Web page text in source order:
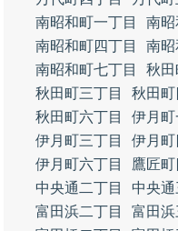
南昭和町一丁目
南昭
南昭和町四丁目
南昭
南昭和町七丁目
秋田
秋田町三丁目
秋田町
秋田町六丁目
伊月町
伊月町三丁目
伊月町
伊月町六丁目
鷹匠町
中央通二丁目
中央通
富田浜二丁目
富田浜